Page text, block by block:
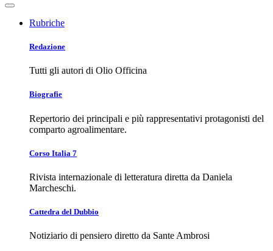
Rubriche
Redazione
Tutti gli autori di Olio Officina
Biografie
Repertorio dei principali e più rappresentativi protagonisti del
comparto agroalimentare.
Corso Italia 7
Rivista internazionale di letteratura diretta da Daniela
Marcheschi.
Cattedra del Dubbio
Notiziario di pensiero diretto da Sante Ambrosi